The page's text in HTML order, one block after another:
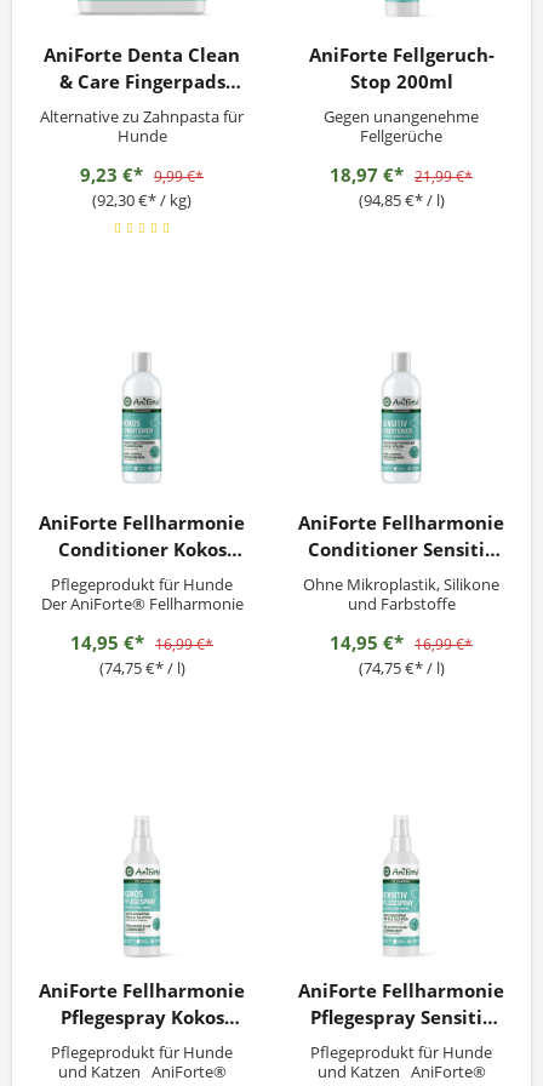
AniForte Denta Clean
& Care Fingerpads
50Stk.
Alternative zu Zahnpasta für
Hunde
9,23 €* 9,99 €*
(92,30 €* / kg)
AniForte Fellgeruch-
Stop 200ml
Gegen unangenehme
Fellgerüche
18,97 €* 21,99 €*
(94,85 €* / l)
AniForte Fellharmonie
Conditioner Kokos
200ml
Pflegeprodukt für Hunde
Der AniForte® Fellharmonie
wunderbare Ergänzung zum
AniForte® Fellharmonie
Shampoo Kokos. Die
14,95 €* 16,99 €*
(74,75 €* / l)
AniForte Fellharmonie
Conditioner Sensitiv
200ml
Ohne Mikroplastik, Silikone
und Farbstoffe
14,95 €* 16,99 €*
(74,75 €* / l)
AniForte Fellharmonie
Pflegespray Kokos
200ml
Pflegeprodukt für Hunde
und Katzen AniForte®
AniForte Fellharmonie
Pflegespray Sensitiv
200ml
Pflegeprodukt für Hunde
und Katzen AniForte®